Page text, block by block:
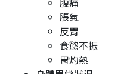
脹氣
反胃
食慾不振
胃灼熱